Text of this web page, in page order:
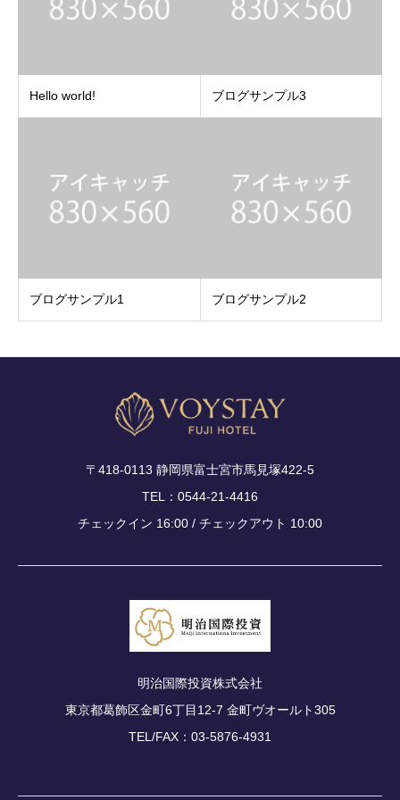
Hello world! ブログサンプル3
ブログサンプル1 ブログサンプル2
〒418-0113 静岡県富士宮市馬見塚422-5
TEL：0544-21-4416
チェックイン 16:00 / チェックアウト 10:00
明治国際投資株式会社
東京都葛飾区金町6丁目12-7 金町ヴオールト305
TEL/FAX：03-5876-4931